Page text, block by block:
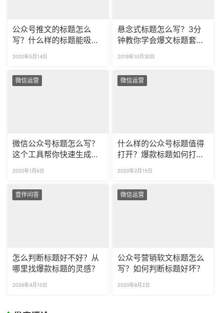
公众号推文的标题怎么
写？什么样的标题能吸引
2020年5月14日
悬念式标题怎么写？3分
钟教你学会爆文标题套
2019年10月30日
微信运营
微信公众号标题怎么写？
这个工具帮你快速生成爆
2020年1月6日
微信运营
什么样的公众号标题值得
打开？爆款标题如何打
2020年2月15日
壹伴问答
怎么判断标题好不好？从
哪里找爆款标题的灵感？
2026年4月10日
微信运营
公众号营销软文标题怎么
写？如何判断标题好坏？
2020年6月2日